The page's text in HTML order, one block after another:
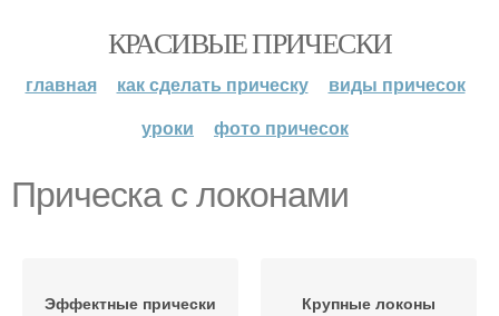
КРАСИВЫЕ ПРИЧЕСКИ
главная как сделать прическу
виды причесок
уроки
фото причесок
Прическа с локонами
Эффектные прически Крупные локоны